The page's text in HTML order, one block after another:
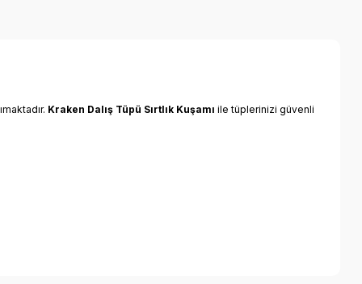
Kraken Dalış Tüpü Sırtlık Kuşamı ile tüplerinizi güvenli